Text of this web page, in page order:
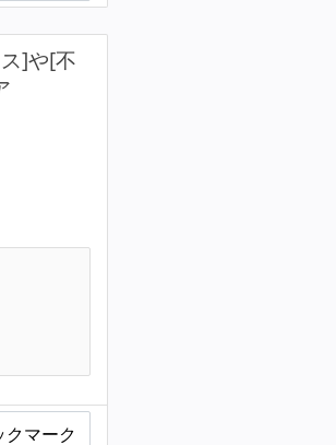
]や[不
クマーク